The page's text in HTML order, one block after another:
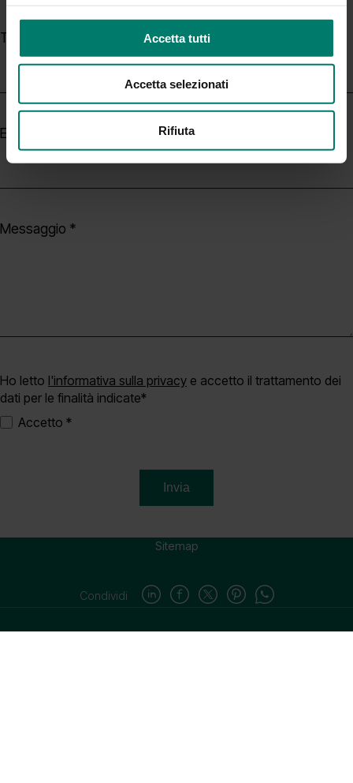
Accetta tutti
Accetta selezionati
Rifiuta
Telefono
Email *
Messaggio *
Ho letto l'informativa sulla privacy e accetto il trattamento dei
dati per le finalità indicate*
Accetto *
Sitemap
Condividi